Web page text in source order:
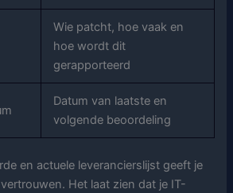
Wie patcht, hoe vaak en
hoe wordt dit
gerapporteerd
Datum van laatste en
volgende beoordeling
en actuele leverancierslijst geeft je
Het laat zien dat je IT-